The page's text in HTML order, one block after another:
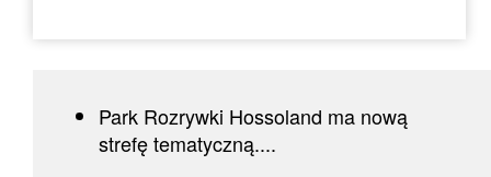
Park Rozrywki Hossoland ma nową
strefę tematyczną....